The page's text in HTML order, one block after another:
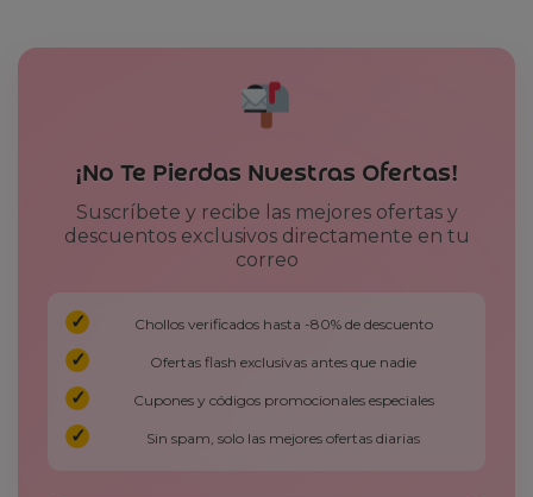
¡No Te Pierdas Nuestras Ofertas!
Suscríbete y recibe las mejores ofertas y
descuentos exclusivos directamente en tu
correo
Chollos verificados hasta -80% de descuento
Ofertas flash exclusivas antes que nadie
Cupones y códigos promocionales especiales
Sin spam, solo las mejores ofertas diarias